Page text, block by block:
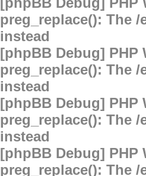
preg_replace(): The
instead
[phpBB Debug] PHP
preg_replace(): The
instead
[phpBB Debug] PHP
preg_replace(): The
instead
[phpBB Debug] PHP
preg_replace(): The